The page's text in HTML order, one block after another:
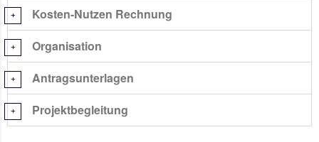
Kosten-Nutzen Rechnung
Organisation
Antragsunterlagen
Projektbegleitung